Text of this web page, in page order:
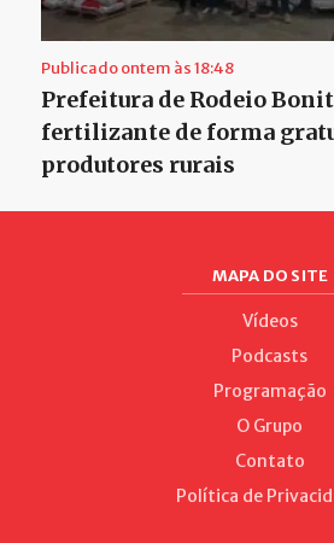
Publicado ontem às 18:48
Prefeitura de Rodeio
fertilizante de forma
produtores rurais
MAPA DO SITE
Vídeos
Podcasts
Programação
O Grupo
Contato
Política de